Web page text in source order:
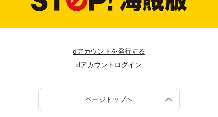
dアカウントを発行する
dアカウントログイン
ページトップへ